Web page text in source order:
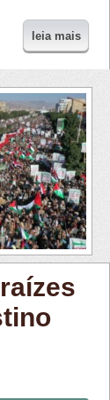
leia mais